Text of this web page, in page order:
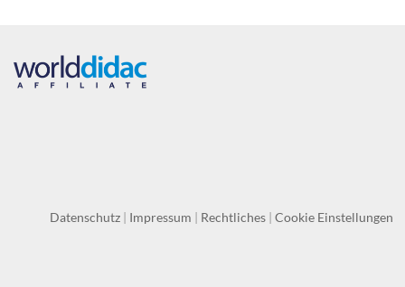
Datenschutz| Impressum | Rechtliches| Cookie Einstellungen